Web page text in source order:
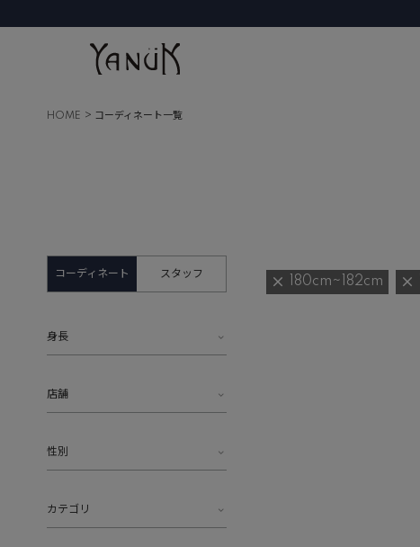
HOME コーディネート一覧
コーディネート スタッフ
身長
店舗
性別
カテゴリ
180cm~182cm